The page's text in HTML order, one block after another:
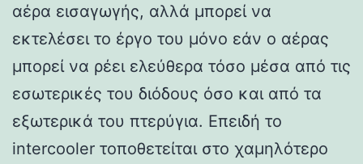
αέρα εισαγωγής, αλλά μπορεί να
εκτελέσει το έργο του μόνο εάν ο αέρας
μπορεί να ρέει ελεύθερα τόσο μέσα από τις
εσωτερικές του διόδους όσο και από τα
εξωτερικά του πτερύγια. Επειδή το
intercooler τοποθετείται στο χαμηλότερο